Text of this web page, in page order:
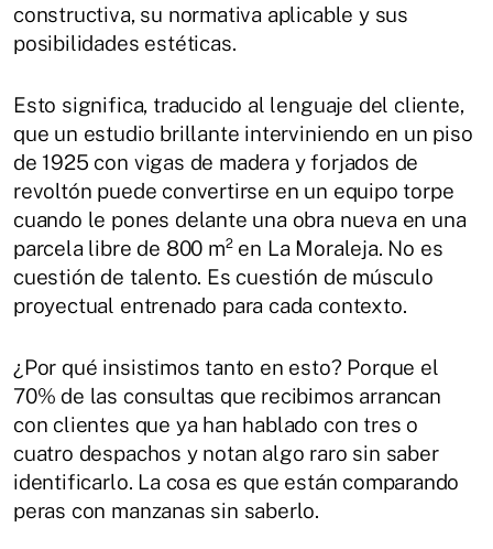
constructiva, su normativa aplicable y sus
posibilidades estéticas.
Esto significa, traducido al lenguaje del cliente,
que un estudio brillante interviniendo en un piso
de 1925 con vigas de madera y forjados de
revoltón puede convertirse en un equipo torpe
cuando le pones delante una obra nueva en una
parcela libre de 800 m² en La Moraleja. No es
cuestión de talento. Es cuestión de músculo
proyectual entrenado para cada contexto.
¿Por qué insistimos tanto en esto? Porque el
70% de las consultas que recibimos arrancan
con clientes que ya han hablado con tres o
cuatro despachos y notan algo raro sin saber
identificarlo. La cosa es que están comparando
peras con manzanas sin saberlo.